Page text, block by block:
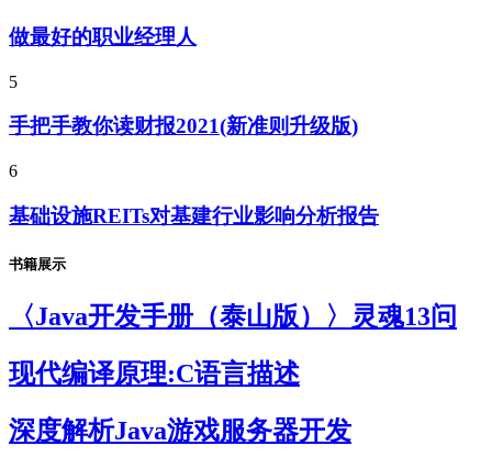
做最好的职业经理人
5
手把手教你读财报2021(新准则升级版)
6
基础设施REITs对基建行业影响分析报告
书籍展示
〈Java开发手册（泰山版）〉灵魂13问
现代编译原理:C语言描述
深度解析Java游戏服务器开发